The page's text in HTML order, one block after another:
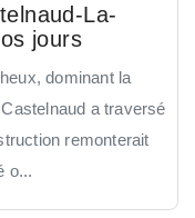
La-
jours
dominant la
a traversé
remonterait
o...